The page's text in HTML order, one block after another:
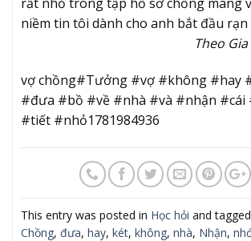
niềm tin tôi dành cho anh bắt đầu rạn
Theo
vợ chồng#Tưởng #vợ #không #hay
#đưa #bồ #về #nhà #và #nhận
#tiết #nhỏ1781984936
This entry was posted in Học hỏi and tagged
Chồng, đưa, hay, két, không, nhà, Nhận,